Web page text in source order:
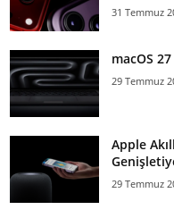
31 Temmuz
macOS
29 Temmuz
Apple
29 Temmuz